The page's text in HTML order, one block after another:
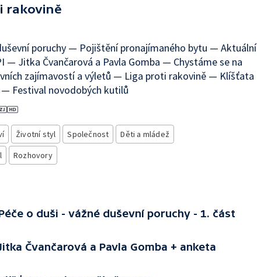
rakovině
poruchy — Pojištění pronajímaného bytu — Aktuální
— Jitka Čvančarová a Pavla Gomba — Chystáme se na
zajímavostí a výletů — Liga proti rakovině — Klíšťata
— Festival novodobých kutilů
Životní styl Společnost
Děti a mládež
Rozhovory
o duši - vážné duševní poruchy - 1. část
Čvančarová a Pavla Gomba + anketa